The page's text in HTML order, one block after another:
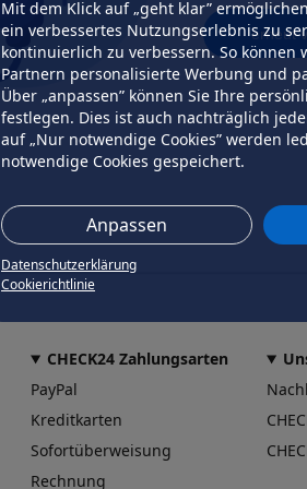
Mit dem Klick auf „geht klar”
ein verbessertes Nutzungserlebnis zu
kontinuierlich zu verbessern. So können
Partnern personalisierte Werbung und
Über „anpassen” können Sie Ihre
festlegen. Dies ist auch nachträglich
auf „Nur notwendige Cookies” werden
notwendige Cookies gespeichert.
Anpassen
Datenschutzerklärung
Cookierichtlinie
erneut
CHECK24 Zahlungsarten
PayPal
Kreditkarten
Sofortüberweisung
Rechnung